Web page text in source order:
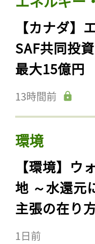
【カナダ】
SAF共同投
最大15億円
13時間前
環境
【環境】ウ
地 ～水還元
主張の在り
1日前